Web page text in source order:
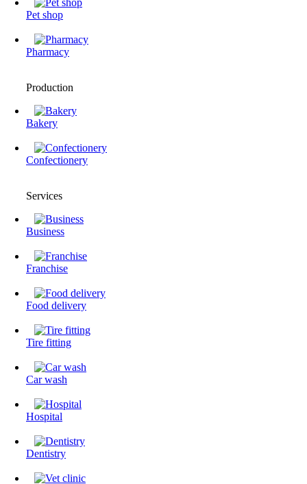
Pet shop
Pharmacy
Production
Bakery
Confectionery
Services
Business
Franchise
Food delivery
Tire fitting
Сar wash
Hospital
Dentistry